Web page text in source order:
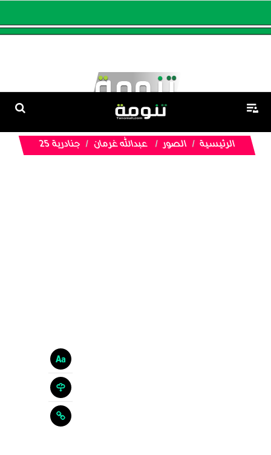
الرئيسية الصور عبدالله غرمان جنادرية 25